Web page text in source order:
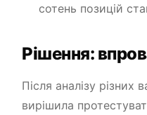
сотень позицій
Рішення:
Після аналізу різних
вирішила